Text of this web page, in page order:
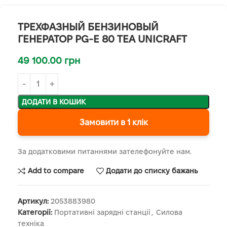
ТРЕХФАЗНЫЙ БЕНЗИНОВЫЙ
ГЕНЕРАТОР PG-E 80 TEA UNICRAFT
49 100.00 грн
ДОДАТИ В КОШИК
Замовити в 1 клік
За додатковими питаннями зателефонуйте нам.
Add to compare Додати до списку бажань
Артикул: 2053883980
Категорії: Портативні зарядні станції, Силова
техніка